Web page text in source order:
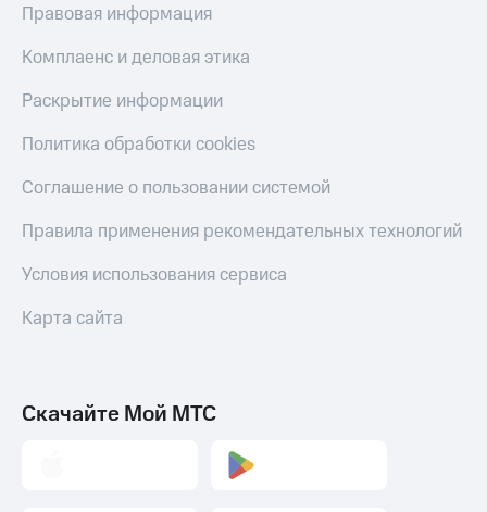
Правовая информация
Комплаенс и деловая этика
Раскрытие информации
Политика обработки cookies
Соглашение о пользовании системой
Правила применения рекомендательных технологий
Условия использования сервиса
Карта сайта
Скачайте Мой МТС